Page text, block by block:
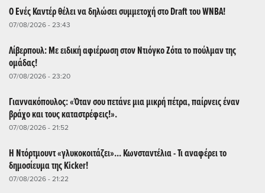
Ο Ενές Καντέρ θέλει να δηλώσει συμμετοχή στο Draft του WNBA!
07/08/2026 - 23:43
Λίβερπουλ: Με ειδική αφιέρωση στον Ντιόγκο Ζότα το πούλμαν της
ομάδας!
07/08/2026 - 23:20
Γιαννακόπουλος: «Όταν σου πετάνε μια μικρή πέτρα, παίρνεις έναν
βράχο και τους καταστρέφεις!».
07/08/2026 - 21:52
Η Ντόρτμουντ «γλυκοκοιτάζει»... Κωνσταντέλια - Τι αναφέρει το
δημοσίευμα της Kicker!
07/08/2026 - 21:22